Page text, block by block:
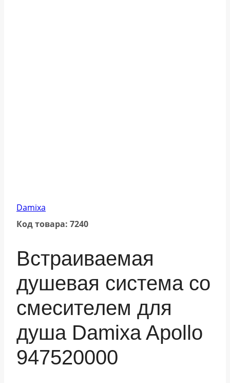
Damixa
Код товара: 7240
Встраиваемая
душевая система со
смесителем для
душа Damixa Apollo
947520000